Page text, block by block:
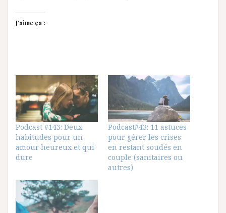
J’aime ça :
Podcast #143: Deux
habitudes pour un
amour heureux et qui
dure
Podcast#43: 11 astuces
pour gérer les crises
en restant soudés en
couple (sanitaires ou
autres)